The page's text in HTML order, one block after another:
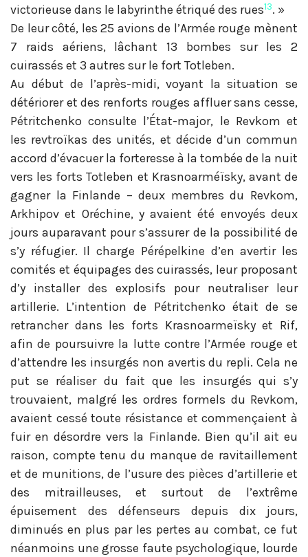
victorieuse dans le labyrinthe étriqué des rues13. »
De leur côté, les 25 avions de l’Armée rouge mènent
7 raids aériens, lâchant 13 bombes sur les 2
cuirassés et 3 autres sur le fort Totleben.
Au début de l’après-midi, voyant la situation se
détériorer et des renforts rouges affluer sans cesse,
Pétritchenko consulte l’État-major, le Revkom et
les revtroïkas des unités, et décide d’un commun
accord d’évacuer la forteresse à la tombée de la nuit
vers les forts Totleben et Krasnoarméïsky, avant de
gagner la Finlande – deux membres du Revkom,
Arkhipov et Oréchine, y avaient été envoyés deux
jours auparavant pour s’assurer de la possibilité de
s’y réfugier. Il charge Pérépelkine d’en avertir les
comités et équipages des cuirassés, leur proposant
d’y installer des explosifs pour neutraliser leur
artillerie. L’intention de Pétritchenko était de se
retrancher dans les forts Krasnoarmeïsky et Rif,
afin de poursuivre la lutte contre l’Armée rouge et
d’attendre les insurgés non avertis du repli. Cela ne
put se réaliser du fait que les insurgés qui s’y
trouvaient, malgré les ordres formels du Revkom,
avaient cessé toute résistance et commençaient à
fuir en désordre vers la Finlande. Bien qu’il ait eu
raison, compte tenu du manque de ravitaillement
et de munitions, de l’usure des pièces d’artillerie et
des mitrailleuses, et surtout de l’extrême
épuisement des défenseurs depuis dix jours,
diminués en plus par les pertes au combat, ce fut
néanmoins une grosse faute psychologique, lourde